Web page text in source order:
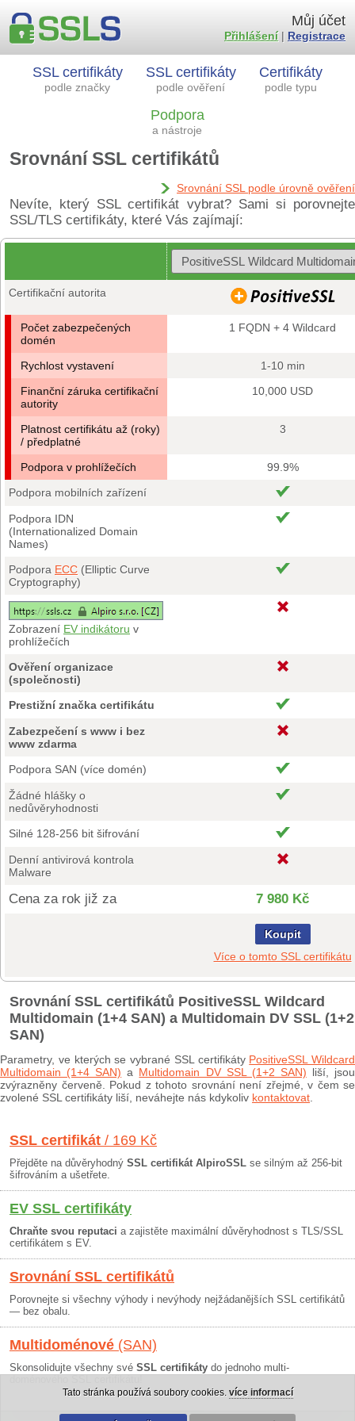
SSL certifikáty
podle značky
SSL certifikáty
podle ověření
Certifikáty
podle typu
Podpora
a nástroje
Můj účet
Přihlášení| Registrace
Srovnání SSL certifikátů
Srovnání SSL podle úrovně ověření
Nevíte, který SSL certifikát vybrat? Sami si porovnejte
SSL/TLS certifikáty, které Vás zajímají:
Certifikační autorita
Počet zabezpečených
domén
1 FQDN + 4 Wildcard
Rychlost vystavení
1-10 min
Finanční záruka certifikační
autority
10,000 USD
Platnost certifikátu až (roky)
/ předplatné
3
Podpora v prohlížečích
99.9%
Podpora mobilních zařízení
Podpora IDN
(Internationalized Domain
Names)
Podpora ECC (Elliptic Curve
Cryptography)
Zobrazení EV indikátoru v
prohlížečích
Ověření organizace
(společnosti)
Prestižní značka certifikátu
Zabezpečení s www i bez
www zdarma
Podpora SAN (více domén)
Žádné hlášky o
nedůvěryhodnosti
Silné 128-256 bit šifrování
Denní antivirová kontrola
Malware
Cena za rok již za 7 980 Kč
Koupit
Více o tomto SSL certifikátu
Srovnání SSL certifikátů PositiveSSL Wildcard
Multidomain (1+4 SAN) a Multidomain DV SSL (1+2
SAN)
Parametry, ve kterých se vybrané SSL certifikáty PositiveSSL Wildcard
Multidomain (1+4 SAN) a Multidomain DV SSL (1+2 SAN) liší, jsou
zvýrazněny červeně. Pokud z tohoto srovnání není zřejmé, v čem se
zvolené SSL certifikáty liší, neváhejte nás kdykoliv kontaktovat
SSL certifikát / 169 Kč
Přejděte na důvěryhodný SSL certifikát AlpiroSSL se silným až 256-bit
šifrováním a ušetřete.
EV SSL certifikáty
Chraňte svou reputaci a zajistěte maximální důvěryhodnost s TLS/SSL
certifikátem s EV.
Srovnání SSL certifikátů
Porovnejte si všechny výhody i nevýhody nejžádanějších SSL certifikátů
— bez obalu.
Multidoménové (SAN)
Skonsolidujte všechny své SSL certifikáty do jednoho multi-
Tato stránka používá soubory cookies. více informací